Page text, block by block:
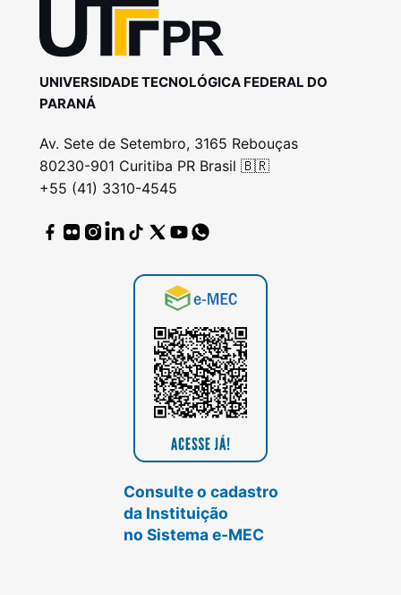
UNIVERSIDADE TECNOLÓGICA FEDERAL DO
PARANÁ
Av. Sete de Setembro, 3165 Rebouças
80230-901 Curitiba PR Brasil 🇧🇷
+55 (41) 3310-4545
Consulte o cadastro
da Instituição
no Sistema e-MEC